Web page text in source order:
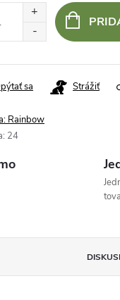
sa Strážiť
Rainbow
: 24